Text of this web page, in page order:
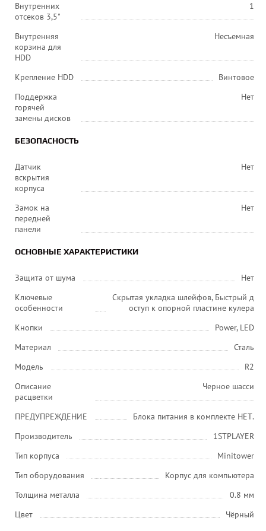
Внутренних
отсеков 3,5"
1
Внутренняя
корзина для
HDD
Несъемная
Крепление HDD
Винтовое
Поддержка
горячей
замены дисков
Нет
БЕЗОПАСНОСТЬ
Датчик
вскрытия
корпуса
Нет
Замок на
передней
панели
Нет
ОСНОВНЫЕ ХАРАКТЕРИСТИКИ
Защита от шума
Нет
Ключевые
особенности
Скрытая укладка шлейфов, Быстрый д
оступ к опорной пластине кулера
Кнопки
Power, LED
Материал
Сталь
Модель
R2
Описание
расцветки
Черное шасси
ПРЕДУПРЕЖДЕНИЕ
Блока питания в комплекте НЕТ.
Производитель
1STPLAYER
Тип корпуса
Minitower
Тип оборудования
Корпус для компьютера
Толщина металла
0.8 мм
Цвет
Чёрный